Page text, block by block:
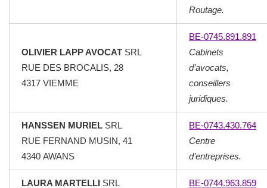
Routage.
OLIVIER LAPP AVOCAT SRL
RUE DES BROCALIS, 28
4317 VIEMME
BE-0745.891.891
Cabinets
d’avocats,
conseillers
juridiques.
HANSSEN MURIEL SRL
RUE FERNAND MUSIN, 41
4340 AWANS
BE-0743.430.764
Centre
d’entreprises.
LAURA MARTELLI SRL
BE-0744.963.859